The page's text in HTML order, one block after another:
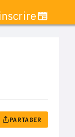
PARTAGER